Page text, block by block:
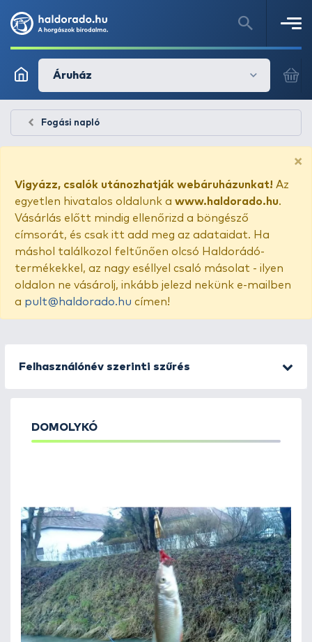
Áruház
Fogási napló
×
Vigyázz, csalók utánozhatják webáruházunkat! Az
egyetlen hivatalos oldalunk a www.haldorado.hu.
Vásárlás előtt mindig ellenőrizd a böngésző
címsorát, és csak itt add meg az adataidat. Ha
máshol találkozol feltűnően olcsó Haldorádó-
termékekkel, az nagy eséllyel csaló másolat - ilyen
oldalon ne vásárolj, inkább jelezd nekünk e-mailben
a pult@haldorado.hu címen!
Felhasználónév szerinti szűrés
DOMOLYKÓ